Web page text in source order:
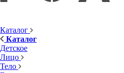
Каталог
Каталог
Детское
Лицо
Тело